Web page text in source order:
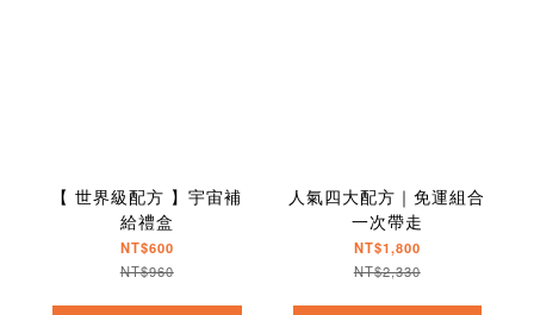
【 世界級配方 】宇宙補
給禮盒
NT$600
NT$960
人氣四大配方｜免運組合
一次帶走
NT$1,800
NT$2,330